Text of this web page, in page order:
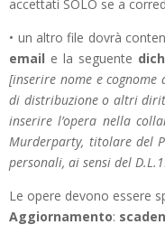
accettati SOLO se a
• un altro file dovrà
email e la seguente
[inserire nome e
di distribuzione o altri
inserire l’opera nella
Murderparty, titolare del
personali, ai sensi del
Le opere devono essere
Aggiornamento: